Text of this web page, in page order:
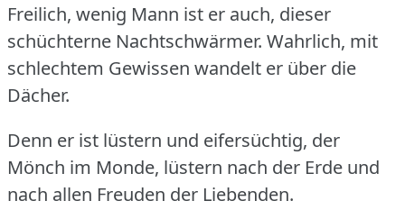
Freilich, wenig Mann ist er auch, dieser
schüchterne Nachtschwärmer. Wahrlich, mit
schlechtem Gewissen wandelt er über die
Dächer.
Denn er ist lüstern und eifersüchtig, der
Mönch im Monde, lüstern nach der Erde und
nach allen Freuden der Liebenden.